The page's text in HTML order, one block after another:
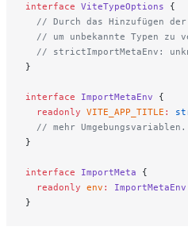
interface ViteTypeOptions {
// Durch das Hinzufügen
// um unbekannte Typen zu
// strictImportMetaEnv:
}
interface ImportMetaEnv {
  readonly
VITE_APP_TITLE :
// mehr
}
interface ImportMeta {
  readonly
env :
ImportMetaEnv
}